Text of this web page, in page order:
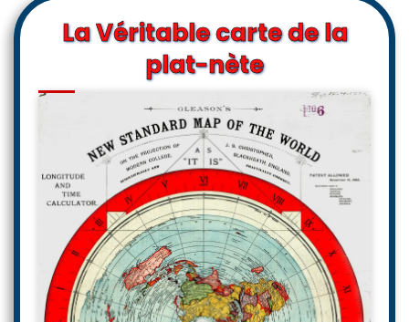
La Véritable carte de la
plat-nète